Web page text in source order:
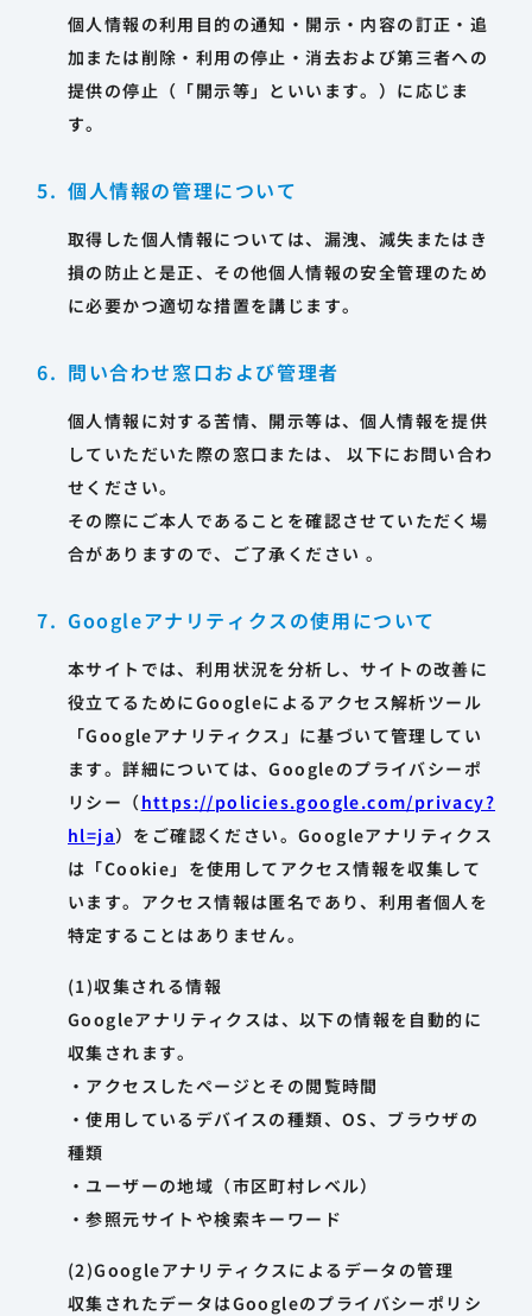
個人情報の利用目的の通知・開示・内容の訂正・追
加または削除・利用の停止・消去および第三者への
提供の停止（「開示等」といいます。）に応じま
す。
個人情報の管理について
取得した個人情報については、漏洩、減失またはき
損の防止と是正、その他個人情報の安全管理のため
に必要かつ適切な措置を講じます。
問い合わせ窓口および管理者
個人情報に対する苦情、開示等は、個人情報を提供
していただいた際の窓口または、 以下にお問い合わ
せください。
その際にご本人であることを確認させていただく場
合がありますので、ご了承ください 。
Googleアナリティクスの使用について
本サイトでは、利用状況を分析し、サイトの改善に
役立てるためにGoogleによるアクセス解析ツール
「Googleアナリティクス」に基づいて管理してい
ます。詳細については、Googleのプライバシーポ
リシー（https://policies.google.com/privacy?
hl=ja）をご確認ください。Googleアナリティクス
は「Cookie」を使用してアクセス情報を収集して
います。アクセス情報は匿名であり、利用者個人を
特定することはありません。
(1)収集される情報
Googleアナリティクスは、以下の情報を自動的に
収集されます。
・アクセスしたページとその閲覧時間
・使用しているデバイスの種類、OS、ブラウザの
種類
・ユーザーの地域（市区町村レベル）
・参照元サイトや検索キーワード
(2)Googleアナリティクスによるデータの管理
収集されたデータはGoogleのプライバシーポリシ